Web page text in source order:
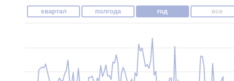
квартал полгода год все